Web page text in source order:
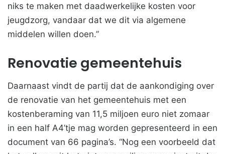
niks te maken met daadwerkelijke kosten voor
jeugdzorg, vandaar dat we dit via algemene
middelen willen doen.”
Renovatie gemeentehuis
Daarnaast vindt de partij dat de aankondiging over
de renovatie van het gemeentehuis met een
kostenberaming van 11,5 miljoen euro niet zomaar
in een half A4’tje mag worden gepresenteerd in een
document van 66 pagina’s. “Nog een voorbeeld dat